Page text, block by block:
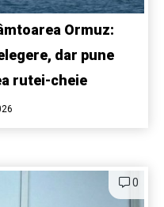
Ormuz:
dar pune
rutei-cheie
0